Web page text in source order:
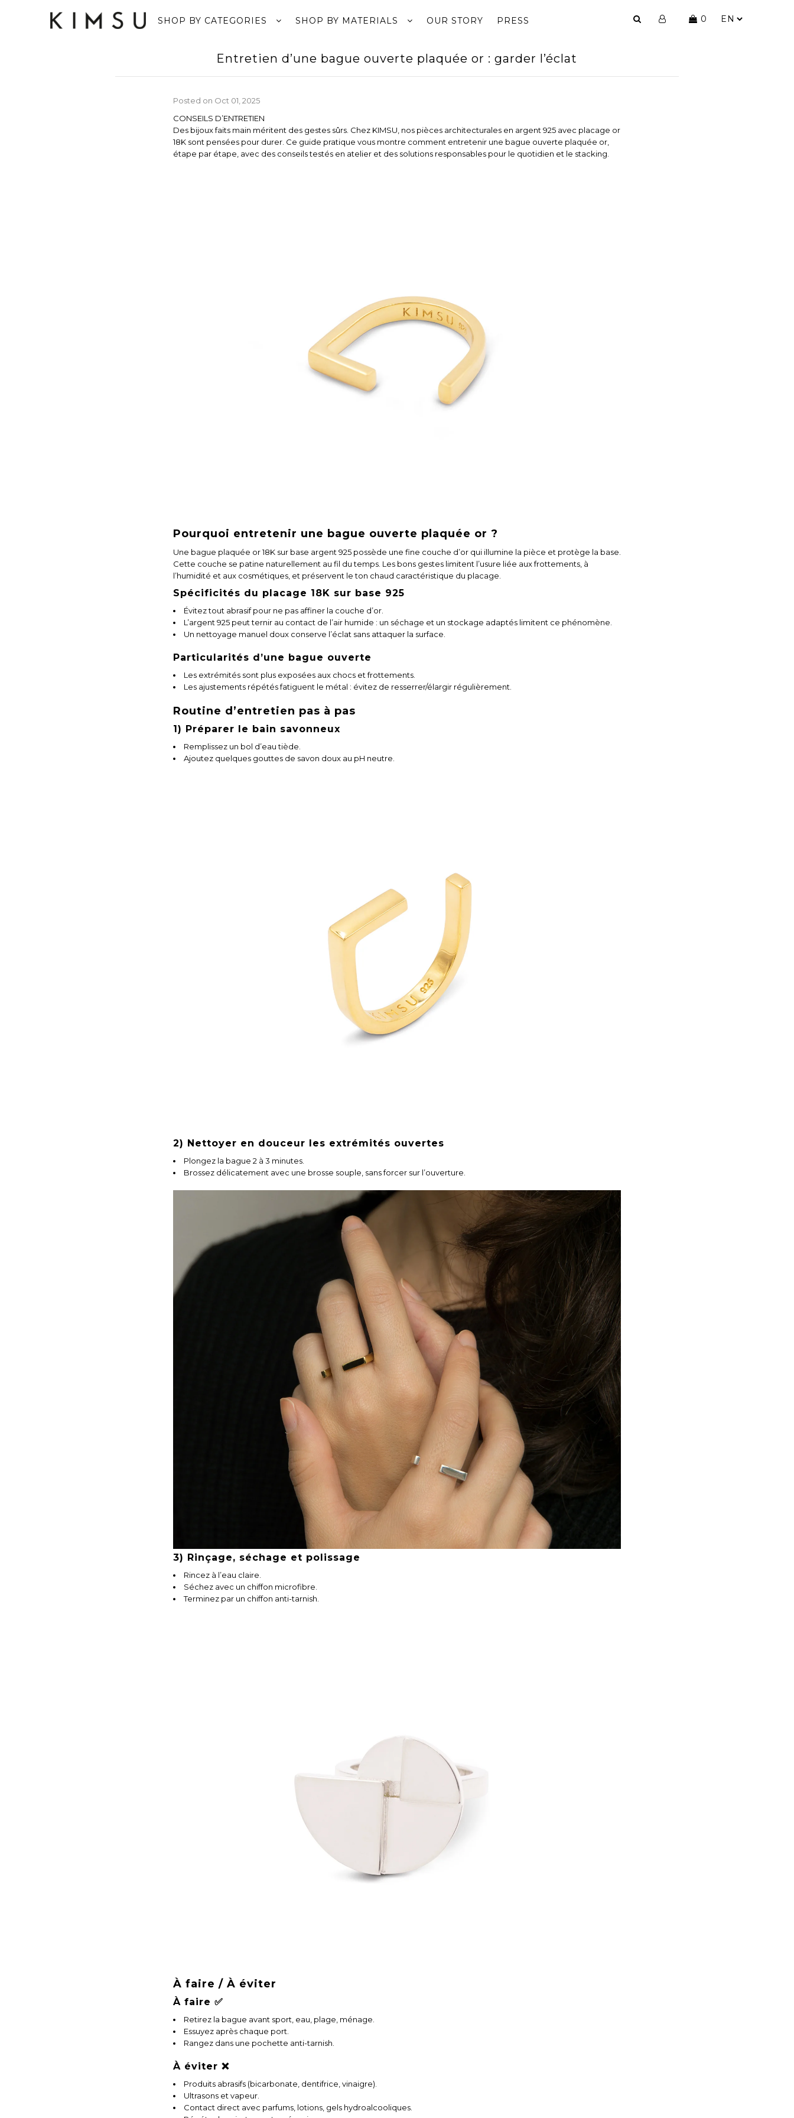
SHOP BY CATEGORIES SHOP BY MATERIALS OUR STORY PRESS 0
Entretien d’une bague ouverte plaquée or : garder l’éclat
Posted on Oct 01, 2025
CONSEILS D’ENTRETIEN
Des bijoux faits main méritent des gestes sûrs. Chez KIMSU, nos pièces architecturales en argent 925 avec placage or
18K sont pensées pour durer. Ce guide pratique vous montre comment entretenir une bague ouverte plaquée or,
étape par étape, avec des conseils testés en atelier et des solutions responsables pour le quotidien et le stacking.
Pourquoi entretenir une bague ouverte plaquée or ?
Une bague plaquée or 18K sur base argent 925 possède une fine couche d’or qui illumine la pièce et protège la base.
Cette couche se patine naturellement au fil du temps. Les bons gestes limitent l’usure liée aux frottements, à
l’humidité et aux cosmétiques, et préservent le ton chaud caractéristique du placage.
Spécificités du placage 18K sur base 925
Évitez tout abrasif pour ne pas affiner la couche d’or.
L’argent 925 peut ternir au contact de l’air humide : un séchage et un stockage adaptés limitent ce phénomène.
Un nettoyage manuel doux conserve l’éclat sans attaquer la surface.
Particularités d’une bague ouverte
Les extrémités sont plus exposées aux chocs et frottements.
Les ajustements répétés fatiguent le métal : évitez de resserrer/élargir régulièrement.
Routine d’entretien pas à pas
1) Préparer le bain savonneux
Remplissez un bol d’eau tiède.
Ajoutez quelques gouttes de savon doux au pH neutre.
2) Nettoyer en douceur les extrémités ouvertes
Plongez la bague 2 à 3 minutes.
Brossez délicatement avec une brosse souple, sans forcer sur l’ouverture.
3) Rinçage, séchage et polissage
Rincez à l’eau claire.
Séchez avec un chiffon microfibre.
Terminez par un chiffon anti-tarnish.
À faire / À éviter
À faire ✅
Retirez la bague avant sport, eau, plage, ménage.
Essuyez après chaque port.
Rangez dans une pochette anti-tarnish.
À éviter ❌
Produits abrasifs (bicarbonate, dentifrice, vinaigre).
Ultrasons et vapeur.
Contact direct avec parfums, lotions, gels hydroalcooliques.